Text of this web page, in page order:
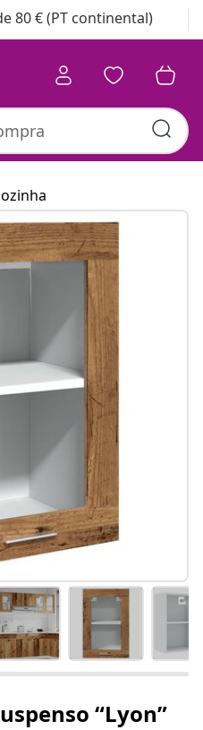
80 € (PT continental)
“Lyon”